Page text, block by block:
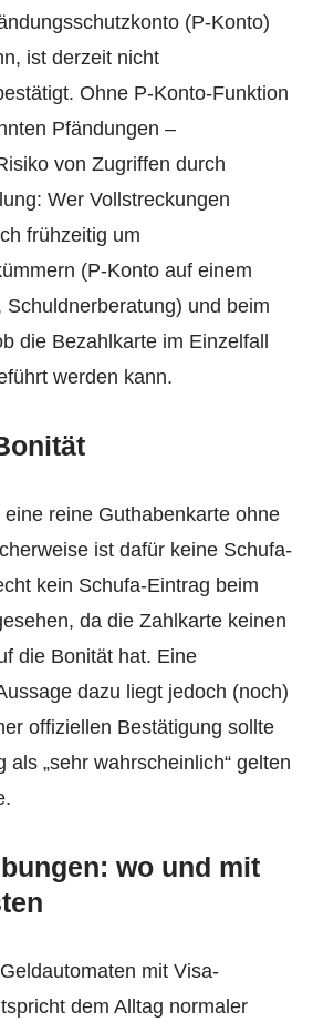
(P‑Konto)
ist derzeit nicht
Ohne P‑Konto‑Funktion
Pfändungen –
von Zugriffen durch
Wer Vollstreckungen
frühzeitig um
(P‑Konto auf einem
und beim
die Bezahlkarte im Einzelfall
werden kann.
reine Guthabenkarte ohne
ist dafür keine Schufa-
kein Schufa-Eintrag beim
da die Zahlkarte keinen
die Bonität hat. Eine
dazu liegt jedoch (noch)
offiziellen Bestätigung sollte
als „sehr wahrscheinlich“ gelten
wo und mit
mit Visa-
dem Alltag normaler